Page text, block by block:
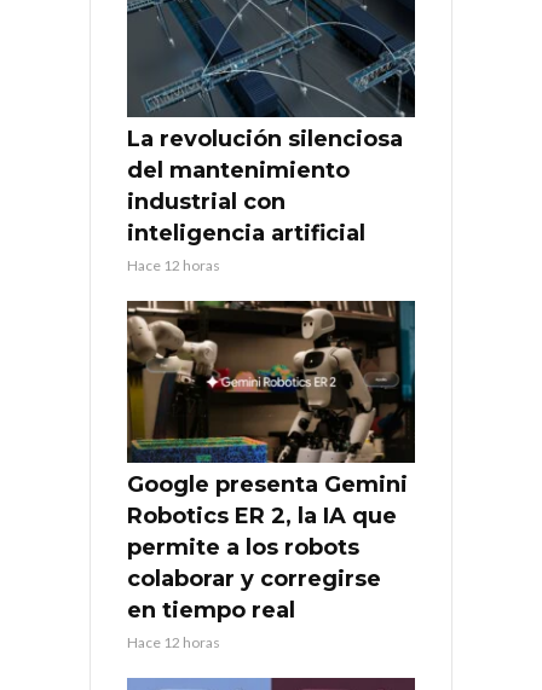
La revolución silenciosa
del mantenimiento
industrial con
inteligencia artificial
Hace 12 horas
Google presenta Gemini
Robotics ER 2, la IA que
permite a los robots
colaborar y corregirse
en tiempo real
Hace 12 horas